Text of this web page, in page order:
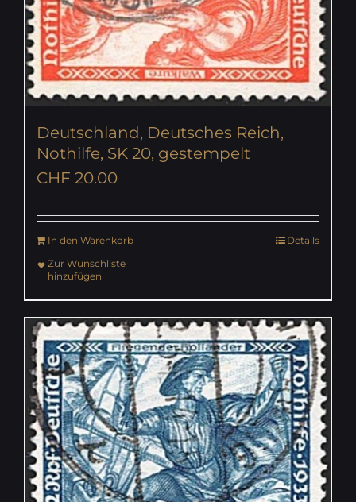
Deutschland, Deutsches Reich,
Nothilfe, SK 20, gestempelt
CHF 20.00
In den Warenkorb
Details
Zur Wunschliste
hinzufügen